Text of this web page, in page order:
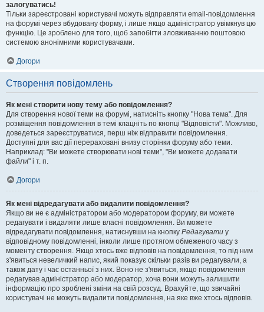
залогуватись!
Тільки зареєстровані користувачі можуть відправляти email-повідомлення
на форумі через вбудовану форму, і лише якщо адміністратор увімкнув цю
функцію. Це зроблено для того, щоб запобігти зловживанню поштовою
системою анонімними користувачами.
Догори
Створення повідомлень
Як мені створити нову тему або повідомлення?
Для створення нової теми на форумі, натисніть кнопку "Нова тема". Для
розміщення повідомлення в темі клацніть по кнопці "Відповісти". Можливо,
доведеться зареєструватися, перш ніж відправити повідомлення.
Доступні для вас дії перераховані внизу сторінки форуму або теми.
Наприклад: "Ви можете створювати нові теми", "Ви можете додавати
файли" і т. п.
Догори
Як мені відредагувати або видалити повідомлення?
Якщо ви не є адміністратором або модератором форуму, ви можете
редагувати і видаляти лише власні повідомлення. Ви можете
відредагувати повідомлення, натиснувши на кнопку Редагувати у
відповідному повідомленні, інколи лише протягом обмеженого часу з
моменту створення. Якщо хтось вже відповів на повідомлення, то під ним
з'явиться невеличкий напис, який показує скільки разів ви редагували, а
також дату і час останньої з них. Воно не з'явиться, якщо повідомлення
редагував адміністратор або модератор, хоча вони можуть залишити
інформацію про зроблені зміни на свій розсуд. Врахуйте, що звичайні
користувачі не можуть видалити повідомлення, на яке вже хтось відповів.